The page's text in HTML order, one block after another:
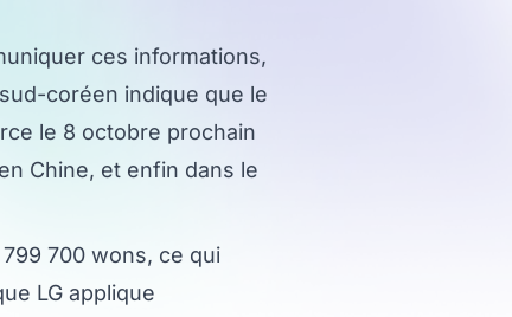
ces informations,
coréen indique que le
le 8 octobre prochain
Chine, et enfin dans le
700 wons, ce qui
LG applique